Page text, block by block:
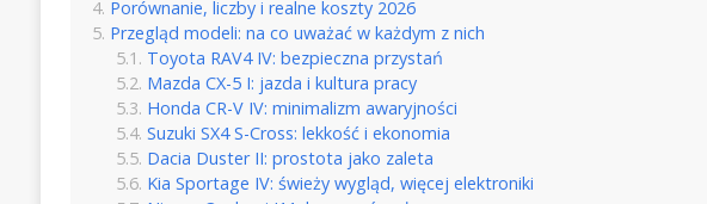
Porównanie, liczby i realne koszty 2026
Przegląd modeli: na co uważać w każdym z nich
Toyota RAV4 IV: bezpieczna przystań
Mazda CX-5 I: jazda i kultura pracy
Honda CR-V IV: minimalizm awaryjności
Suzuki SX4 S-Cross: lekkość i ekonomia
Dacia Duster II: prostota jako zaleta
Kia Sportage IV: świeży wygląd, więcej elektroniki